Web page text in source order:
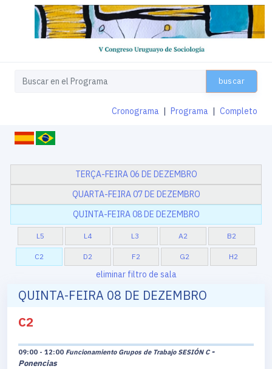
buscar
Cronograma | Programa | Completo
TERÇA-FEIRA 06 DE DEZEMBRO
QUARTA-FEIRA 07 DE DEZEMBRO
QUINTA-FEIRA 08 DE DEZEMBRO
L5 L4 L3 A2 B2
C2 D2 F2 G2 H2
eliminar filtro de sala
QUINTA-FEIRA 08 DE DEZEMBRO
C2
09:00 - 12:00 Funcionamiento Grupos de Trabajo SESIÓN C -
Ponencias